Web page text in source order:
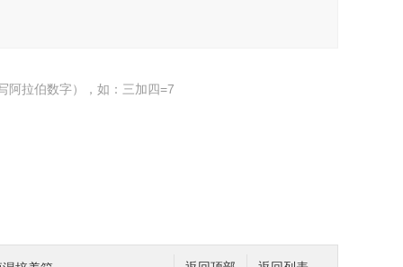
阿拉伯数字），如：三加四=7